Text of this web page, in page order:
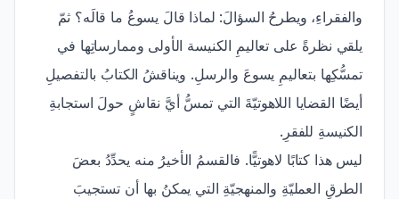
والفقراءِ، ويطرحُ السؤالَ: لماذا قالَ يسوعُ ما قالَه؟ ثمّ
يلقي نظرةً على تعاليمِ الكنيسة الأولى وممارساتِها في
تمسُّكِها بتعاليمِ يسوعَ والرسلِ. ويناقشُ الكتابُ بالتفصيلِ
أيضًا القضايا اللاهوتيّةَ التي تمسُّ أيَّ نقاشٍ حولَ استجابةِ
الكنيسةِ للفقرِ.
ليس هذا كتابًا لاهوتيًّا. فالقسمُ الأخيرُ منه يحدِّدُ بعضَ
الطرقِ العمليّةِ والمنهجيّةِ التي يمكنُ بها أن تستجيبَ